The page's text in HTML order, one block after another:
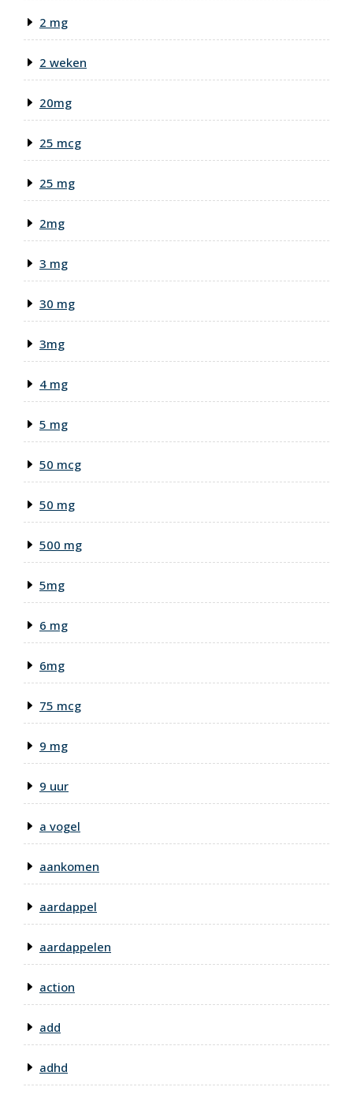
2 mg
2 weken
20mg
25 mcg
25 mg
2mg
3 mg
30 mg
3mg
4 mg
5 mg
50 mcg
50 mg
500 mg
5mg
6 mg
6mg
75 mcg
9 mg
9 uur
a vogel
aankomen
aardappel
aardappelen
action
add
adhd